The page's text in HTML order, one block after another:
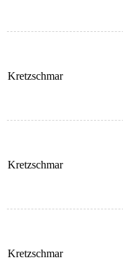
Kretzschmar
Kretzschmar
Kretzschmar